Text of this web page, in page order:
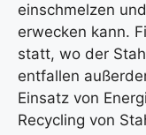
einschmelzen
erwecken kann.
statt, wo der
entfallen
Einsatz von
Recycling von